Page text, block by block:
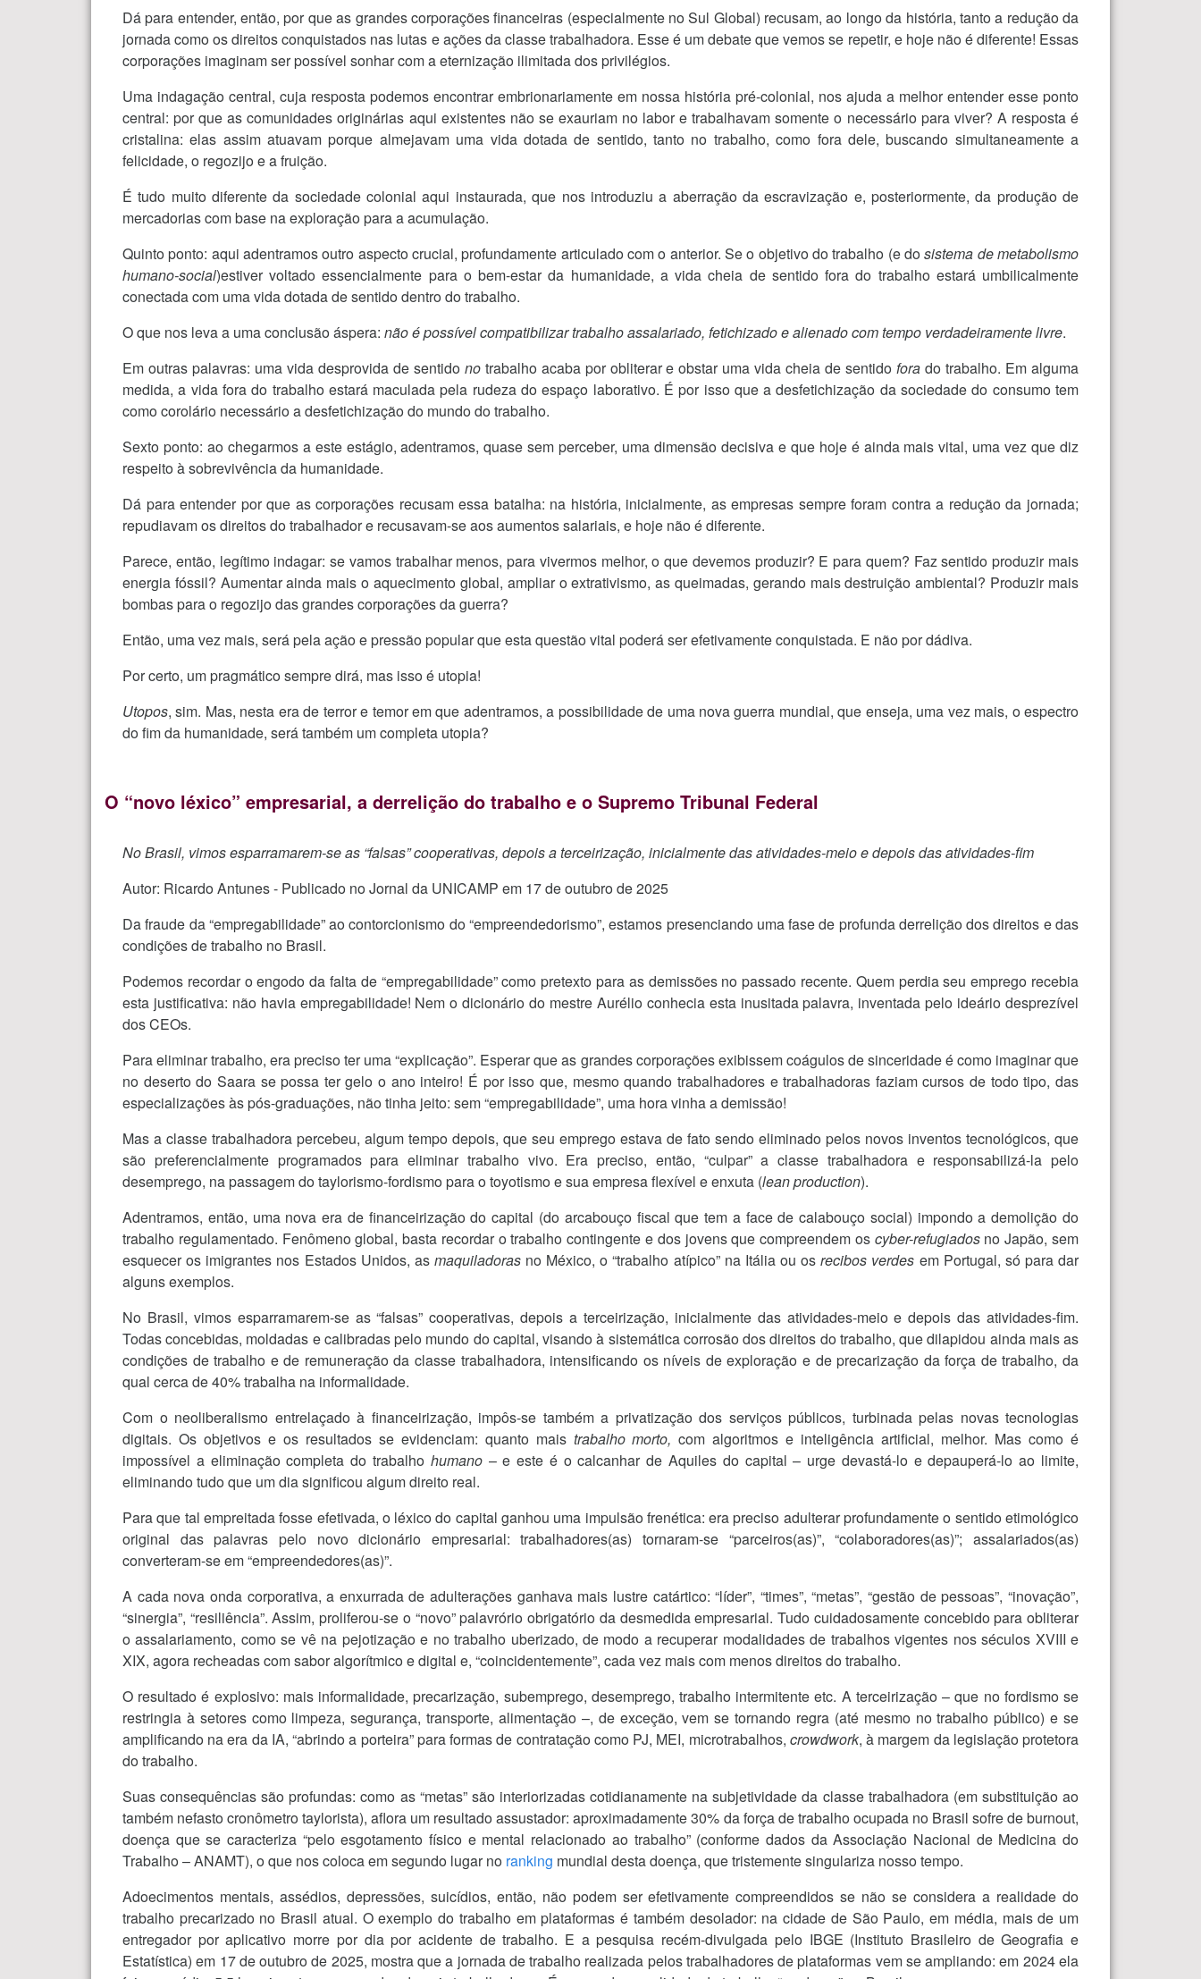
Dá para entender, então, por que as grandes corporações financeiras (especialmente no Sul Global) recusam, ao longo da história, tanto a redução da
jornada como os direitos conquistados nas lutas e ações da classe trabalhadora. Esse é um debate que vemos se repetir, e hoje não é diferente! Essas
corporações imaginam ser possível sonhar com a eternização ilimitada dos privilégios.
Uma indagação central, cuja resposta podemos encontrar embrionariamente em nossa história pré-colonial, nos ajuda a melhor entender esse ponto
central: por que as comunidades originárias aqui existentes não se exauriam no labor e trabalhavam somente o necessário para viver? A resposta é
cristalina: elas assim atuavam porque almejavam uma vida dotada de sentido, tanto no trabalho, como fora dele, buscando simultaneamente a
felicidade, o regozijo e a fruição.
É tudo muito diferente da sociedade colonial aqui instaurada, que nos introduziu a aberração da escravização e, posteriormente, da produção de
mercadorias com base na exploração para a acumulação.
Quinto ponto: aqui adentramos outro aspecto crucial, profundamente articulado com o anterior. Se o objetivo do trabalho (e dosistema de metabolismo
humano-social)estiver voltado essencialmente para o bem-estar da humanidade, a vida cheia de sentido fora do trabalho estará umbilicalmente
conectada com uma vida dotada de sentido dentro do trabalho.
O que nos leva a uma conclusão áspera: não é possível compatibilizar trabalho assalariado, fetichizado e alienado com tempo verdadeiramente livre.
Em outras palavras: uma vida desprovida de sentido no trabalho acaba por obliterar e obstar uma vida cheia de sentidofora do trabalho. Em alguma
medida, a vida fora do trabalho estará maculada pela rudeza do espaço laborativo. É por isso que a desfetichização da sociedade do consumo tem
como corolário necessário a desfetichização do mundo do trabalho.
Sexto ponto: ao chegarmos a este estágio, adentramos, quase sem perceber, uma dimensão decisiva e que hoje é ainda mais vital, uma vez que diz
respeito à sobrevivência da humanidade.
Dá para entender por que as corporações recusam essa batalha: na história, inicialmente, as empresas sempre foram contra a redução da jornada;
repudiavam os direitos do trabalhador e recusavam-se aos aumentos salariais, e hoje não é diferente.
Parece, então, legítimo indagar: se vamos trabalhar menos, para vivermos melhor, o que devemos produzir? E para quem? Faz sentido produzir mais
energia fóssil? Aumentar ainda mais o aquecimento global, ampliar o extrativismo, as queimadas, gerando mais destruição ambiental? Produzir mais
bombas para o regozijo das grandes corporações da guerra?
Então, uma vez mais, será pela ação e pressão popular que esta questão vital poderá ser efetivamente conquistada. E não por dádiva.
Por certo, um pragmático sempre dirá, mas isso é utopia!
Utopos, sim. Mas, nesta era de terror e temor em que adentramos, a possibilidade de uma nova guerra mundial, que enseja, uma vez mais, o espectro
do fim da humanidade, será também um completa utopia?
O “novo léxico” empresarial, a derrelição do trabalho e o Supremo Tribunal Federal
No Brasil, vimos esparramarem-se as “falsas” cooperativas, depois a terceirização, inicialmente das atividades-meio e depois das atividades-fim
Autor: Ricardo Antunes - Publicado no Jornal da UNICAMP em 17 de outubro de 2025
Da fraude da “empregabilidade” ao contorcionismo do “empreendedorismo”, estamos presenciando uma fase de profunda derrelição dos direitos e das
condições de trabalho no Brasil.
Podemos recordar o engodo da falta de “empregabilidade” como pretexto para as demissões no passado recente. Quem perdia seu emprego recebia
esta justificativa: não havia empregabilidade! Nem o dicionário do mestre Aurélio conhecia esta inusitada palavra, inventada pelo ideário desprezível
dos CEOs.
Para eliminar trabalho, era preciso ter uma “explicação”. Esperar que as grandes corporações exibissem coágulos de sinceridade é como imaginar que
no deserto do Saara se possa ter gelo o ano inteiro! É por isso que, mesmo quando trabalhadores e trabalhadoras faziam cursos de todo tipo, das
especializações às pós-graduações, não tinha jeito: sem “empregabilidade”, uma hora vinha a demissão!
Mas a classe trabalhadora percebeu, algum tempo depois, que seu emprego estava de fato sendo eliminado pelos novos inventos tecnológicos, que
são preferencialmente programados para eliminar trabalho vivo. Era preciso, então, “culpar” a classe trabalhadora e responsabilizá-la pelo
desemprego, na passagem do taylorismo-fordismo para o toyotismo e sua empresa flexível e enxuta (lean production).
Adentramos, então, uma nova era de financeirização do capital (do arcabouço fiscal que tem a face de calabouço social) impondo a demolição do
trabalho regulamentado. Fenômeno global, basta recordar o trabalho contingente e dos jovens que compreendem os cyber-refugiadosno Japão, sem
esquecer os imigrantes nos Estados Unidos, as maquiladorasno México, o “trabalho atípico” na Itália ou osrecibos verdes em Portugal, só para dar
alguns exemplos.
No Brasil, vimos esparramarem-se as “falsas” cooperativas, depois a terceirização, inicialmente das atividades-meio e depois das atividades-fim.
Todas concebidas, moldadas e calibradas pelo mundo do capital, visando à sistemática corrosão dos direitos do trabalho, que dilapidou ainda mais as
condições de trabalho e de remuneração da classe trabalhadora, intensificando os níveis de exploração e de precarização da força de trabalho, da
qual cerca de 40% trabalha na informalidade.
Com o neoliberalismo entrelaçado à financeirização, impôs-se também a privatização dos serviços públicos, turbinada pelas novas tecnologias
digitais. Os objetivos e os resultados se evidenciam: quanto mais trabalho morto,com algoritmos e inteligência artificial, melhor. Mas como é
impossível a eliminação completa do trabalhohumano– e este é o calcanhar de Aquiles do capital – urge devastá-lo e depauperá-lo ao limite,
eliminando tudo que um dia significou algum direito real.
Para que tal empreitada fosse efetivada, o léxico do capital ganhou uma impulsão frenética: era preciso adulterar profundamente o sentido etimológico
original das palavras pelo novo dicionário empresarial: trabalhadores(as) tornaram-se “parceiros(as)”, “colaboradores(as)”; assalariados(as)
converteram-se em “empreendedores(as)”.
A cada nova onda corporativa, a enxurrada de adulterações ganhava mais lustre catártico: “líder”, “times”, “metas”, “gestão de pessoas”, “inovação”,
“sinergia”, “resiliência”. Assim, proliferou-se o “novo” palavrório obrigatório da desmedida empresarial. Tudo cuidadosamente concebido para obliterar
o assalariamento, como se vê na pejotização e no trabalho uberizado, de modo a recuperar modalidades de trabalhos vigentes nos séculos XVIII e
XIX, agora recheadas com sabor algorítmico e digital e, “coincidentemente”, cada vez mais com menos direitos do trabalho.
O resultado é explosivo: mais informalidade, precarização, subemprego, desemprego, trabalho intermitente etc. A terceirização – que no fordismo se
restringia à setores como limpeza, segurança, transporte, alimentação –, de exceção, vem se tornando regra (até mesmo no trabalho público) e se
amplificando na era da IA, “abrindo a porteira” para formas de contratação como PJ, MEI, microtrabalhos, crowdwork, à margem da legislação protetora
do trabalho.
Suas consequências são profundas: como as “metas” são interiorizadas cotidianamente na subjetividade da classe trabalhadora (em substituição ao
também nefasto cronômetro taylorista), aflora um resultado assustador: aproximadamente 30% da força de trabalho ocupada no Brasil sofre de burnout,
doença que se caracteriza “pelo esgotamento físico e mental relacionado ao trabalho” (conforme dados da Associação Nacional de Medicina do
Trabalho – ANAMT), o que nos coloca em segundo lugar no ranking mundial desta doença, que tristemente singulariza nosso tempo.
Adoecimentos mentais, assédios, depressões, suicídios, então, não podem ser efetivamente compreendidos se não se considera a realidade do
trabalho precarizado no Brasil atual. O exemplo do trabalho em plataformas é também desolador: na cidade de São Paulo, em média, mais de um
entregador por aplicativo morre por dia por acidente de trabalho. E a pesquisa recém-divulgada pelo IBGE (Instituto Brasileiro de Geografia e
Estatística) em 17 de outubro de 2025, mostra que a jornada de trabalho realizada pelos trabalhadores de plataformas vem se ampliando: em 2024 ela